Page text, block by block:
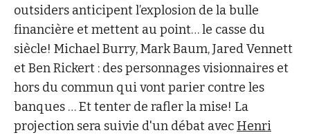
outsiders anticipent l’explosion de la bulle
financière et mettent au point… le casse du
siècle! Michael Burry, Mark Baum, Jared Vennett
et Ben Rickert : des personnages visionnaires et
hors du commun qui vont parier contre les
banques … Et tenter de rafler la mise! La
projection sera suivie d'un débat avec Henri